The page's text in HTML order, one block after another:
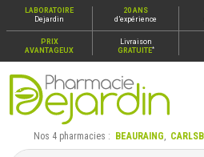
LABORATOIRE
Dejardin
20 ANS
d’expérience
PRIX
AVANTAGEUX
Livraison
GRATUITE*
Pharmacie Dejardin Nos 4
Nos 4 pharmacies : BEAURAING,